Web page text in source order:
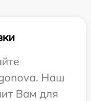
Наш
Вам для